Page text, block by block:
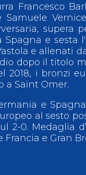
Francesco
supera
e sesta
e allenati
dopo il titolo
2018, i bronzi
a Saint Omer.
e
al sesto
2-0. Medaglia
Francia e Gran